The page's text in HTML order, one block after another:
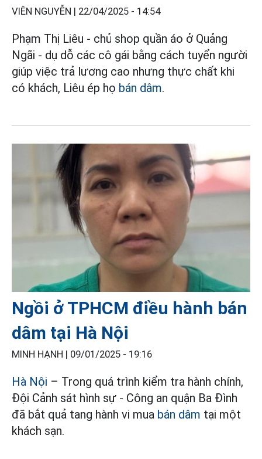
VIÊN NGUYỄN | 22/04/2025 - 14:54
Phạm Thị Liêu - chủ shop quần áo ở Quảng
Ngãi - dụ dỗ các cô gái bằng cách tuyển người
giúp việc trả lương cao nhưng thực chất khi
có khách, Liêu ép họ bán dâm.
Ngồi ở TPHCM điều hành bán
dâm tại Hà Nội
MINH HẠNH | 09/01/2025 - 19:16
Hà Nội – Trong quá trình kiểm tra hành chính,
Đội Cảnh sát hình sự - Công an quận Ba Đình
đã bắt quả tang hành vi mua bán dâm tại một
khách sạn.